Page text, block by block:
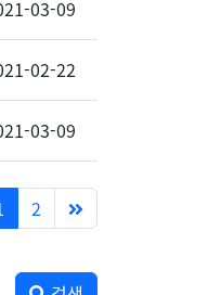
03-09
02-22
03-09
2